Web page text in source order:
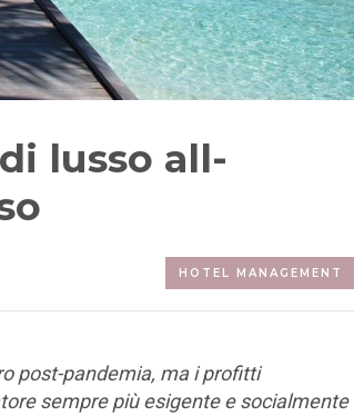
lusso all-
HOTEL MANAGEMENT
post-pandemia, ma i profitti
sempre più esigente e socialmente